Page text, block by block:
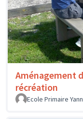
Aménagement
récréation
Ecole Primaire